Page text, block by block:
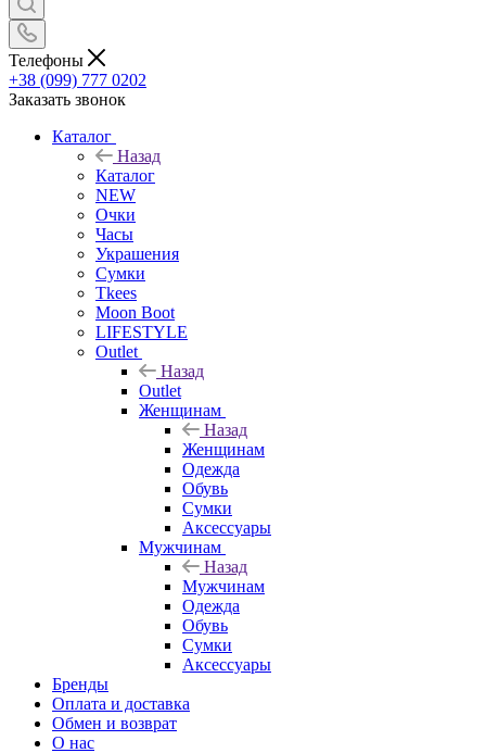
Телефоны
+38 (099) 777 0202
Заказать звонок
Каталог
Назад
Каталог
NEW
Очки
Часы
Украшения
Сумки
Tkees
Moon Boot
LIFESTYLE
Outlet
Назад
Outlet
Женщинам
Назад
Женщинам
Одежда
Обувь
Сумки
Аксессуары
Мужчинам
Назад
Мужчинам
Одежда
Обувь
Сумки
Аксессуары
Бренды
Оплата и доставка
Обмен и возврат
О нас